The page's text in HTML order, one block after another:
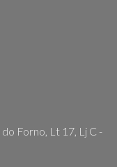
Forno, Lt 17, Lj C -